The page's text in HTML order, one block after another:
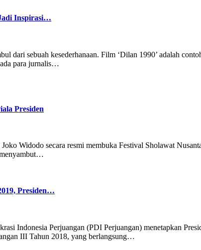
Inspirasi…
dari sebuah kesederhanaan. Film ‘Dilan 1990’ adalah
para jurnalis…
Presiden
Widodo secara resmi membuka Festival Sholawat
Presiden…
Indonesia Perjuangan (PDI Perjuangan) menetapkan
III Tahun 2018, yang berlangsung…